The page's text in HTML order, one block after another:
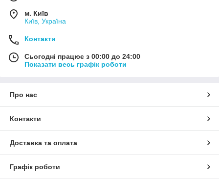
м. Київ
Київ, Україна
Контакти
Сьогодні працює з 00:00 до 24:00
Показати весь графік роботи
Про нас
Контакти
Доставка та оплата
Графік роботи